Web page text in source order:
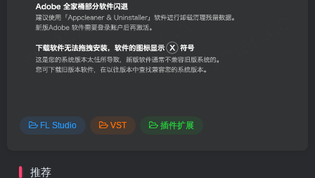
FL Studio VST 插件扩展
推荐